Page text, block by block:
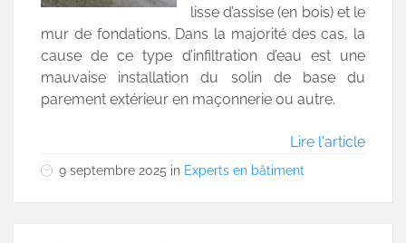
lisse d’assise (en bois) et le
mur de fondations. Dans la majorité des cas, la
cause de ce type d’infiltration d’eau est une
mauvaise installation du solin de base du
parement extérieur en maçonnerie ou autre.
Lire l'article
9 septembre 2025 in Experts en bâtiment